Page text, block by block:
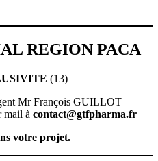
REGION PACA
(13)
agent Mr François GUILLOT
mail à contact@gtfpharma.fr
votre projet.